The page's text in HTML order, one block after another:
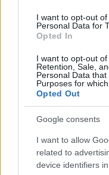
I want to opt-out
Personal Data for
Opted In
I want to opt-out of
Retention, Sale,
Personal Data
Purposes for
Opted Out
Google consents
I want to allow
related to
device identifiers in
Petrolio in calo: Brent
materie prime